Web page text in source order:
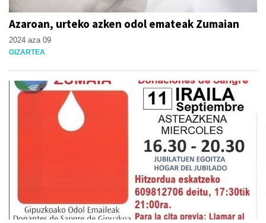
Azaroan, urteko azken odol emateak Zumaian
2024 aza 09
GIZARTEA